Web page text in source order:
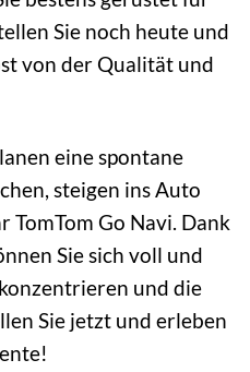
Sie noch heute und
von der Qualität und
eine spontane
steigen ins Auto
TomTom Go Navi. Dank
Sie sich voll und
und die
Sie jetzt und erleben